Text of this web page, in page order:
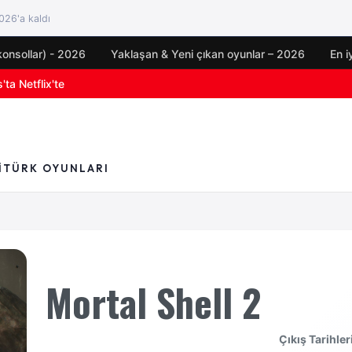
kaldı
- 2026 Yaklaşan & Yeni çıkan oyunlar – 2026 En
Netflix'te
duyuruları
TÜRK OYUNLARI
Mortal Shell 2
Çıkış